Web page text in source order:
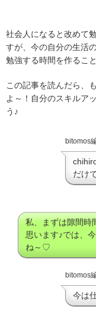
社会人になると改めて
すが、今の自分の生活
勉強する時間を作るこ
この記事を読んだら、
よ～！自分のスキルア
う♪
bitomos
だけ
私、まずは隙間時
思います♪では、
ね～♡
bitomos
今は